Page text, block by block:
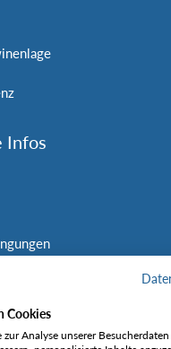
Infos
Cookies
Analyse unserer